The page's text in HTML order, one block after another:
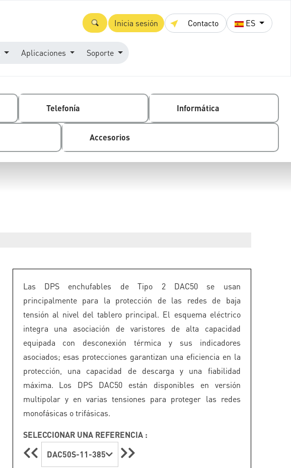
Inicia sesión Contacto ES
Aplicaciones Soporte
Telefonía Informática
Accesorios
Las DPS enchufables de Tipo 2 DAC50 se usan
principalmente para la protección de las redes de baja
tensión al nivel del tablero principal. El esquema eléctrico
integra una asociación de varistores de alta capacidad
equipada con desconexión térmica y sus indicadores
asociados; esas protecciones garantizan una eficiencia en la
protección, una capacidad de descarga y una fiabilidad
máxima. Los DPS DAC50 están disponibles en versión
multipolar y en varias tensiones para proteger las redes
monofásicas o trifásicas.
SELECCIONAR UNA REFERENCIA :
DAC50S-11-385